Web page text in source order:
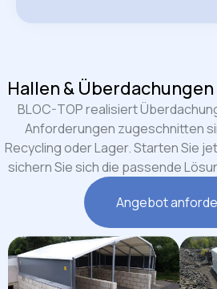
Hallen & Überdachungen
BLOC-TOP realisiert
Anforderungen zugeschnitten
Recycling oder Lager. Starten Sie
sichern Sie sich die passende
Angebot